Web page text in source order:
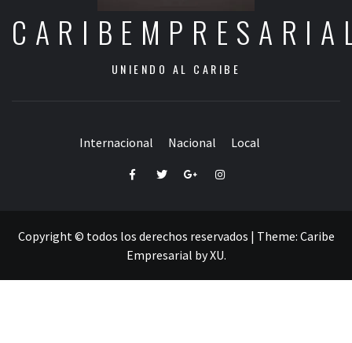
UNIENDO AL CARIBE
Internacional Nacional Local
FacebookTwitterGoogle+Instagram
Copyright © todos los derechos reservados | Theme: Caribe
Empresarial byXU.